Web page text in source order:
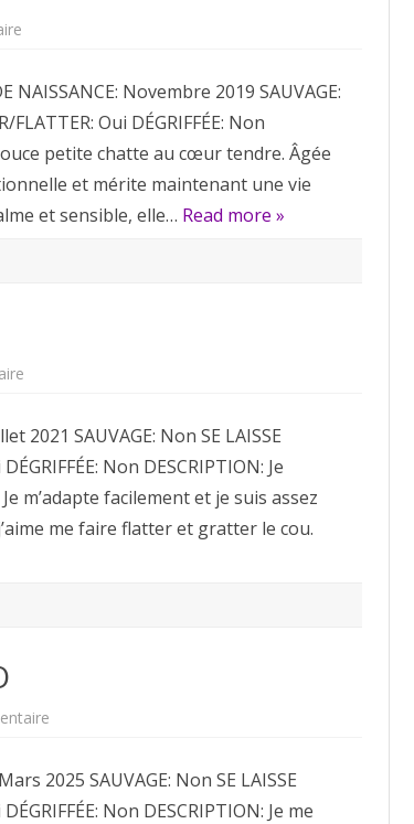
NAISSANCE: Novembre 2019 SAUVAGE:
FLATTER: Oui DÉGRIFFÉE: Non
petite chatte au cœur tendre. Âgée
et mérite maintenant une vie
et sensible, elle… Read more »
DISPO
2021 SAUVAGE: Non SE LAISSE
Non DESCRIPTION: Je
m’adapte facilement et je suis assez
me faire flatter et gratter le cou.
DISPO
2025 SAUVAGE: Non SE LAISSE
Non DESCRIPTION: Je me